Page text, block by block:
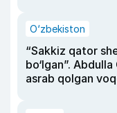
O‘zbekiston
“Sakkiz qator
bo‘lgan”.
asrab qolgan